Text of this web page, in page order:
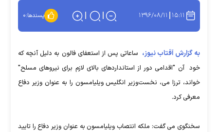
۱۵:۱۱ ۱۳۹۶/۰۸/۱۱ پسندها:۰
به گزارش آفتاب نیوز، ساعاتی پس از استعفای فالون به دلیل آنچه که
خود آن "اقدامی دور از استانداردهای بالای لازم برای نیروهای مسلح"
خواند، ترزا می، نخست‌وزیر انگلیس ویلیامسون را به عنوان وزیر دفاع
معرفی کرد.
سخنگوی می گفت: ملکه انتصاب ویلیامسون به عنوان وزیر دفاع را تایید